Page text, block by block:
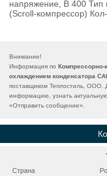
напряжение, В 400 Тип
(Scroll-компрессор)
Внимание!
Информация по
охлаждением конденсатора
поставщиком Теплостиль, ООО.
информацию, узнать
«Отправить сообщение».
Страна